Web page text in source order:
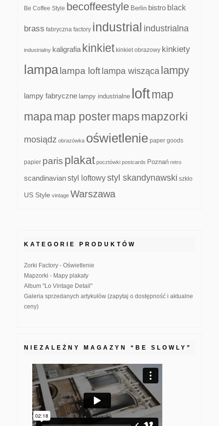
Be Coffee Style becoffeestyle Berlin bistro black
brass fabryczna factory industrial industrialna
industrialny kaligrafia kinkiet kinkiet obrazowy kinkiety
lampa lampa loft lampa wisząca lampy
lampy fabryczne lampy industrialne loftmap
mapamap postermapsmapzorki
mosiądz obrazówka oświetlenie paper goods
papier paris plakat pocztówki postcards Poznań retro
scandinavianstyl loftowystyl skandynawski szkło
US Style vintage Warszawa
KATEGORIE PRODUKTÓW
Zorki Factory - Oświetlenie
Mapzorki - Mapy plakaty
Album "Lo Vintage Detail"
Galeria sprzedanych artykułów (zapytaj o dostępność i aktualne
ceny)
NIEZALEŻNY MAGAZYN “BE SLOWLY”